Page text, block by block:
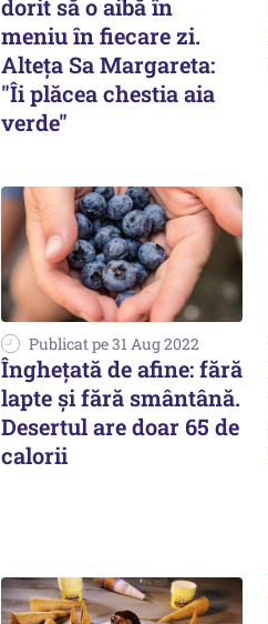
dorit să o aibă în
meniu în fiecare zi.
Alteţa Sa Margareta:
"Îi plăcea chestia aia
verde"
Publicat pe 31 Aug 2022
Înghețată de afine: fără
lapte și fără smântână.
Desertul are doar 65 de
calorii